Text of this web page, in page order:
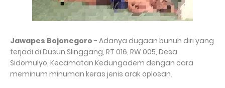
Jawapes Bojonegoro - Adanya dugaan bunuh diri yang
terjadi di Dusun Slinggang, RT 016, RW 005, Desa
Sidomulyo, Kecamatan Kedungadem dengan cara
meminum minuman keras jenis arak oplosan.